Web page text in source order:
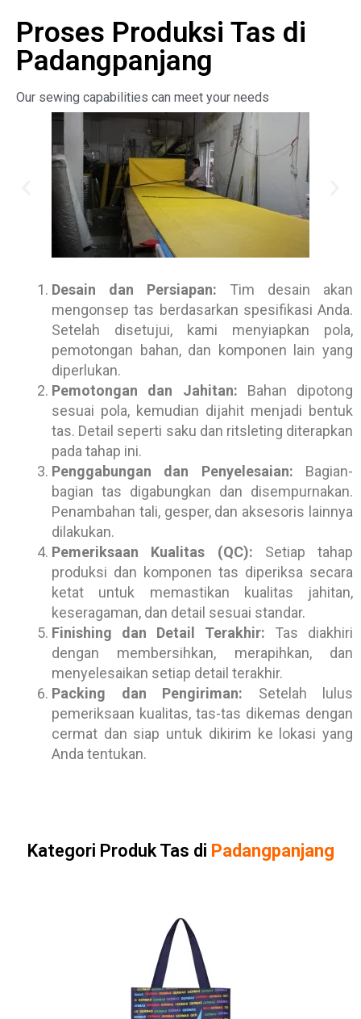
Proses Produksi Tas di
Padangpanjang
Our sewing capabilities can meet your needs
Desain dan Persiapan: Tim desain akan
mengonsep tas berdasarkan spesifikasi Anda.
Setelah disetujui, kami menyiapkan pola,
pemotongan bahan, dan komponen lain yang
diperlukan.
Pemotongan dan Jahitan: Bahan dipotong
sesuai pola, kemudian dijahit menjadi bentuk
tas. Detail seperti saku dan ritsleting diterapkan
pada tahap ini.
Penggabungan dan Penyelesaian: Bagian-
bagian tas digabungkan dan disempurnakan.
Penambahan tali, gesper, dan aksesoris lainnya
dilakukan.
Pemeriksaan Kualitas (QC): Setiap tahap
produksi dan komponen tas diperiksa secara
ketat untuk memastikan kualitas jahitan,
keseragaman, dan detail sesuai standar.
Finishing dan Detail Terakhir: Tas diakhiri
dengan membersihkan, merapihkan, dan
menyelesaikan setiap detail terakhir.
Packing dan Pengiriman: Setelah lulus
pemeriksaan kualitas, tas-tas dikemas dengan
cermat dan siap untuk dikirim ke lokasi yang
Anda tentukan.
Kategori Produk Tas di Padangpanjang